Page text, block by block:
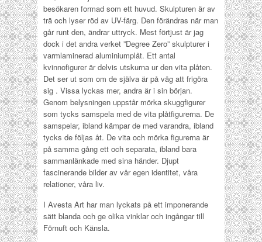
besökaren formad som ett huvud. Skulpturen är av
trä och lyser röd av UV-färg. Den förändras när man
går runt den, ändrar uttryck. Mest förtjust är jag
dock i det andra verket ”Degree Zero” skulpturer i
varmlaminerad aluminiumplåt. Ett antal
kvinnofigurer är delvis utskurna ur den vita plåten.
Det ser ut som om de själva är på väg att frigöra
sig . Vissa lyckas mer, andra är i sin början.
Genom belysningen uppstår mörka skuggfigurer
som tycks samspela med de vita plåtfigurerna. De
samspelar, ibland kämpar de med varandra, ibland
tycks de följas åt. De vita och mörka figurerna är
på samma gång ett och separata, ibland bara
sammanlänkade med sina händer. Djupt
fascinerande bilder av vår egen identitet, våra
relationer, våra liv.
I Avesta Art har man lyckats på ett imponerande
sätt blanda och ge olika vinklar och ingångar till
Förnuft och Känsla.